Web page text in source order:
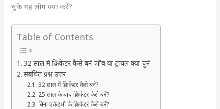
चुके यह लोग क्या करें?
Table of Contents
32 साल में क्रिकेटर कैसे बनें जॉब या ट्रायल क्या चुनें
संबंधित प्रश्न उत्तर
32 साल में क्रिकेटर कैसे बनें?
25 साल के बाद क्रिकेटर कैसे बनें?
बिना एकेडमी के क्रिकेटर कैसे बनें?